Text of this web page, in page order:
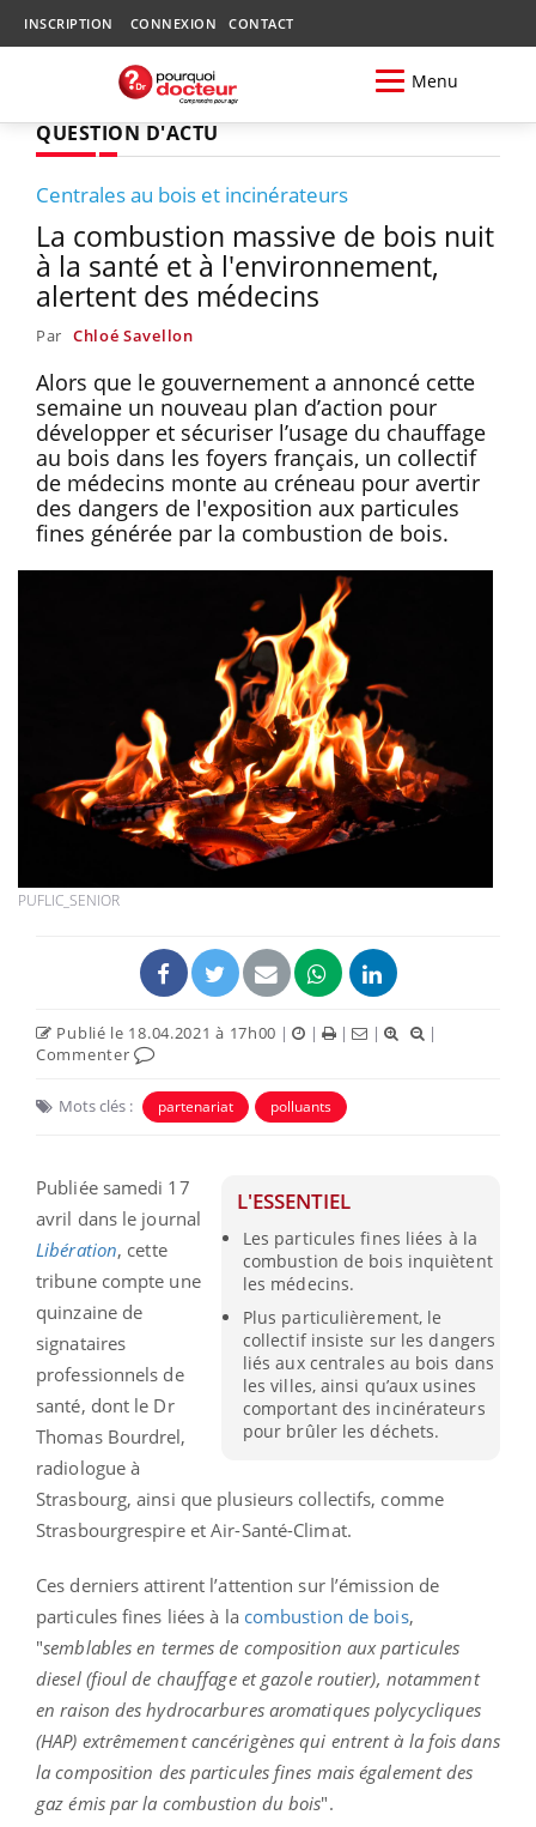
INSCRIPTION CONNEXION CONTACT
Menu
QUESTION D'ACTU
Centrales au bois et incinérateurs
La combustion massive de bois nuit
à la santé et à l'environnement,
alertent des médecins
Par Chloé Savellon
Alors que le gouvernement a annoncé cette
semaine un nouveau plan d’action pour
développer et sécuriser l’usage du chauffage
au bois dans les foyers français, un collectif
de médecins monte au créneau pour avertir
des dangers de l'exposition aux particules
fines générée par la combustion de bois.
PUFLIC_SENIOR
Publié le 18.04.2021 à 17h00 | | | |
|
Commenter
Mots clés : partenariat polluants
L'ESSENTIEL
Les particules fines liées à la
combustion de bois inquiètent
les médecins.
Plus particulièrement, le
collectif insiste sur les dangers
liés aux centrales au bois dans
les villes, ainsi qu’aux usines
comportant des incinérateurs
pour brûler les déchets.
Publiée samedi 17
avril dans le journal
Libération, cette
tribune compte une
quinzaine de
signataires
professionnels de
santé, dont le Dr
Thomas Bourdrel,
radiologue à
Strasbourg, ainsi que plusieurs collectifs, comme
Strasbourgrespire et Air-Santé-Climat.
Ces derniers attirent l’attention sur l’émission de
particules fines liées à la combustion de bois,
"semblables en termes de composition aux particules
diesel (fioul de chauffage et gazole routier), notamment
en raison des hydrocarbures aromatiques polycycliques
(HAP) extrêmement cancérigènes qui entrent à la fois dans
la composition des particules fines mais également des
gaz émis par la combustion du bois".